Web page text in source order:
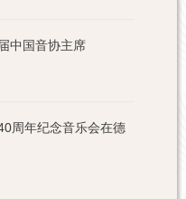
中国音协主席
周年纪念音乐会在德